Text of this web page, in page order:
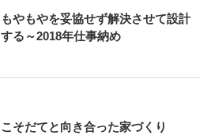
もやもやを妥協せず解決させて設計
する～2018年仕事納め
こそだてと向き合った家づくり